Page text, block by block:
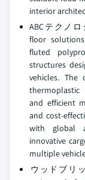
interior
ABCテクノロ
floor
fluted
structures
vehicles. The
thermoplastic
and efficient
and cost-
with global
innovative
multiple
ウッドブリ